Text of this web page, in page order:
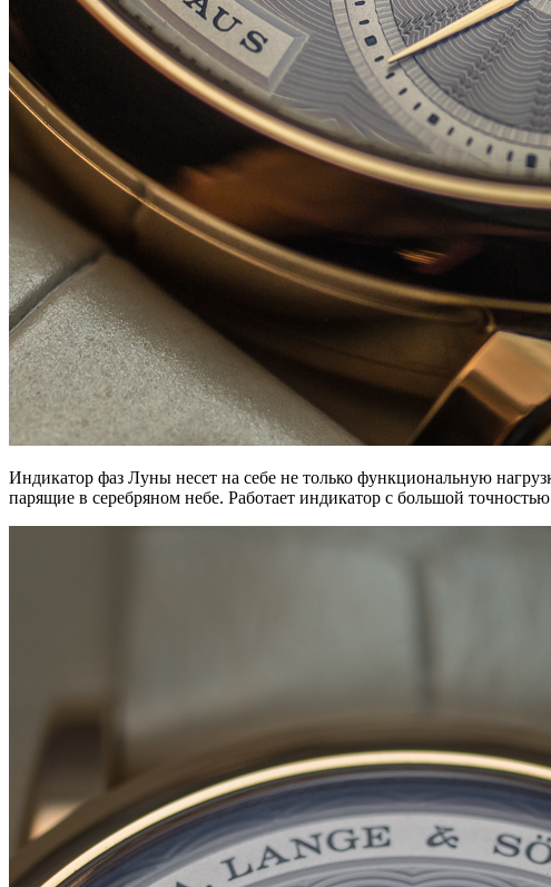
Индикатор фаз Луны несет на себе не только функциональную
парящие в серебряном небе. Работает индикатор с большой